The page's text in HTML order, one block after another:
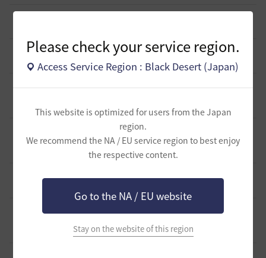
Please check your service region.
Access Service Region : Black Desert (Japan)
This website is optimized for users from the Japan
region.
We recommend the NA / EU service region to best enjoy
the respective content.
Go to the NA / EU website
Stay on the website of this region
[意見掲示板]「制裁」という言葉が与える印象について
[意見掲示板]制裁措置における透明性の確保について
77 浅井ジークフリード配信者 8 時間前
0 80 いなドン 10 時間前
0
「ねんどろいど ウサ」の制作過程に関する広
報・情報開示について（提案）
103 浅井ジークフリード配信者
215 たりほー-日本 1 日前